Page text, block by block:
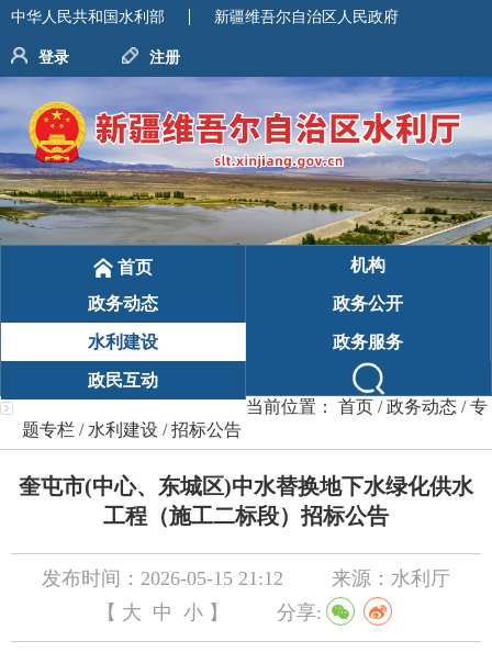
中华人民共和国水利部 新疆维吾尔自治区人民政府
登录 注册
首页 机构
政务动态 政务公开
水利建设 政务服务
政民互动
当前位置： 首页 /政务动态 /专
题专栏 /水利建设 /招标公告
奎屯市(中心、东城区)中水替换地下水绿化供水
工程（施工二标段）招标公告
发布时间：2026-05-15 21:12
来源：水利厅
【 大 中 小 】 分享: